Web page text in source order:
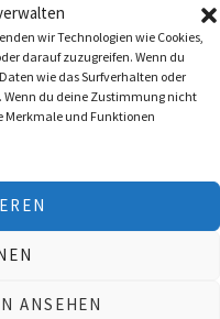
wir Technologien wie Cookies,
darauf zuzugreifen. Wenn du
wie das Surfverhalten oder
Wenn du deine Zustimmung nicht
Merkmale und Funktionen
ANSEHEN
SUCHEN
Klimawandel